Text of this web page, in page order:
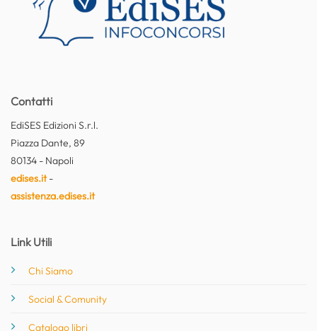
Contatti
EdiSES Edizioni S.r.l.
Piazza Dante, 89
80134 - Napoli
edises.it-
assistenza.edises.it
Link Utili
Chi Siamo
Social & Comunity
Catalogo libri